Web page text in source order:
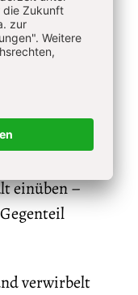
zu
Wahrheit
oder
des
das
einüben –
verwirbelt